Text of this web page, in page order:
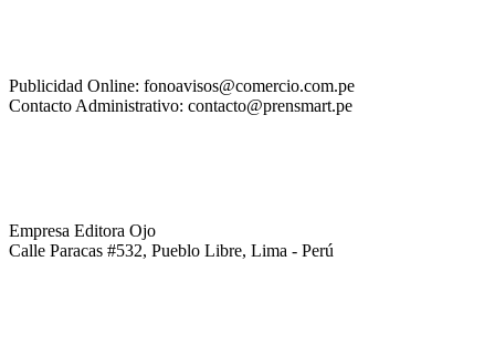
Publicidad Online: fonoavisos@comercio.com.pe
Contacto Administrativo: contacto@prensmart.pe
Empresa Editora Ojo
Calle Paracas #532, Pueblo Libre, Lima - Perú